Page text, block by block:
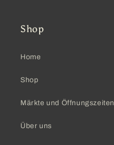
Shop
Home
Shop
Märkte und Öffnungszeiten
Über uns